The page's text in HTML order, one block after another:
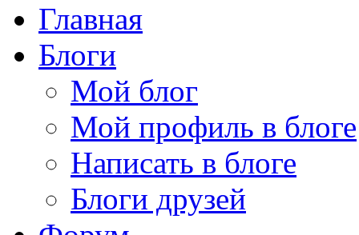
Главная
Блоги
Мой блог
Мой профиль в блоге
Написать в блоге
Блоги друзей